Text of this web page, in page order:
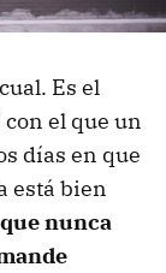
Es el
el que un
días en que
está bien
nunca